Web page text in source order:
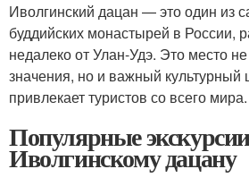
Иволгинский дацан — это один из
буддийских монастырей в России,
недалеко от Улан-Удэ. Это место не
значения, но и важный культурный
привлекает туристов со всего мира.
Популярные
Иволгинскому дацану